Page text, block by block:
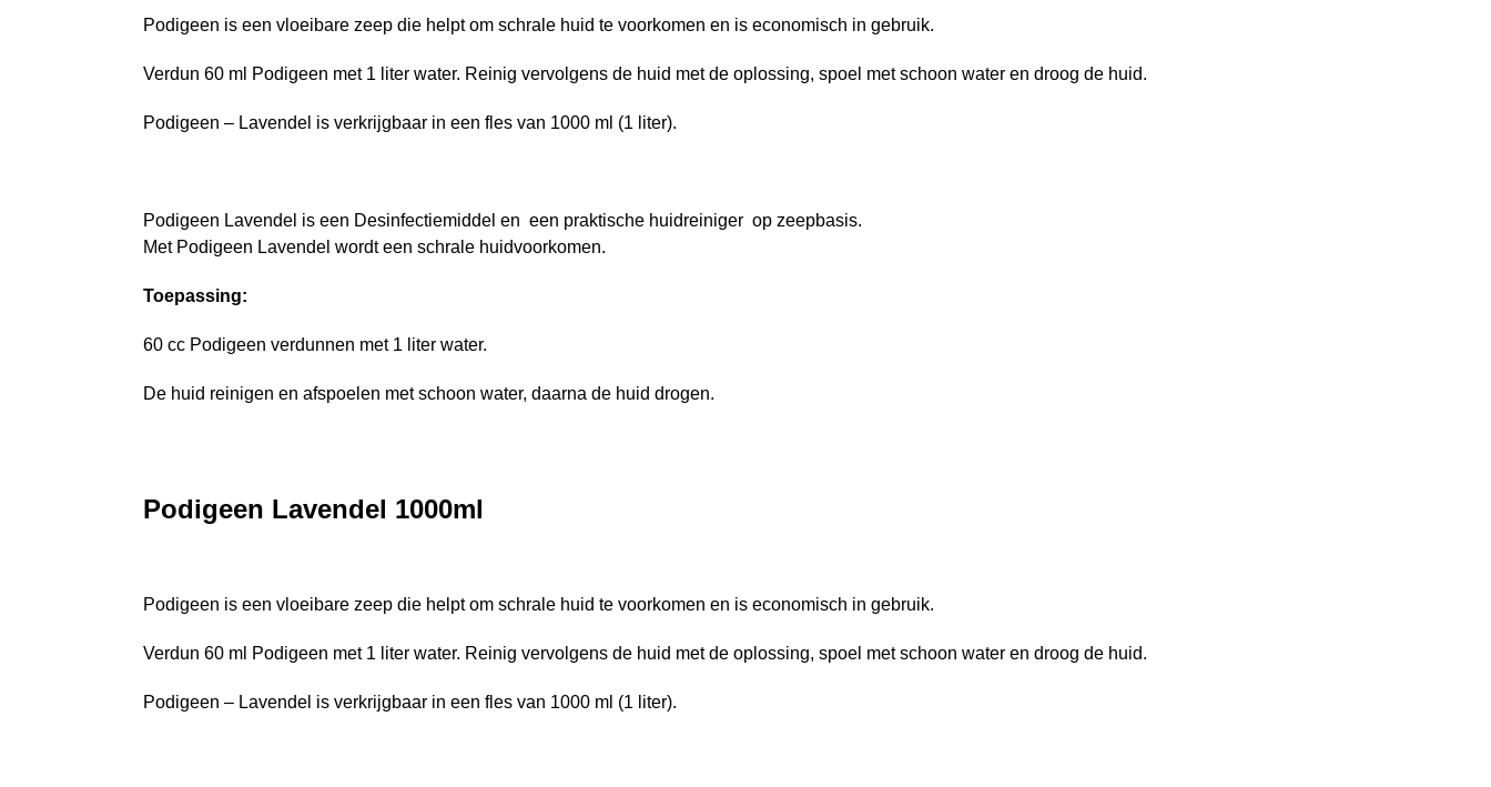
Podigeen is een vloeibare zeep die helpt om schrale huid te voorkomen en is economisch in gebruik.
Verdun 60 ml Podigeen met 1 liter water. Reinig vervolgens de huid met de oplossing, spoel met schoon water en droog de huid.
Podigeen – Lavendel is verkrijgbaar in een fles van 1000 ml (1 liter).
Podigeen Lavendel is een Desinfectiemiddel en een praktische huidreiniger op zeepbasis.
Met Podigeen Lavendel wordt een schrale huidvoorkomen.
Toepassing:
60 cc Podigeen verdunnen met 1 liter water.
De huid reinigen en afspoelen met schoon water, daarna de huid drogen.
Podigeen Lavendel 1000ml
Podigeen is een vloeibare zeep die helpt om schrale huid te voorkomen en is economisch in gebruik.
Verdun 60 ml Podigeen met 1 liter water. Reinig vervolgens de huid met de oplossing, spoel met schoon water en droog de huid.
Podigeen – Lavendel is verkrijgbaar in een fles van 1000 ml (1 liter).